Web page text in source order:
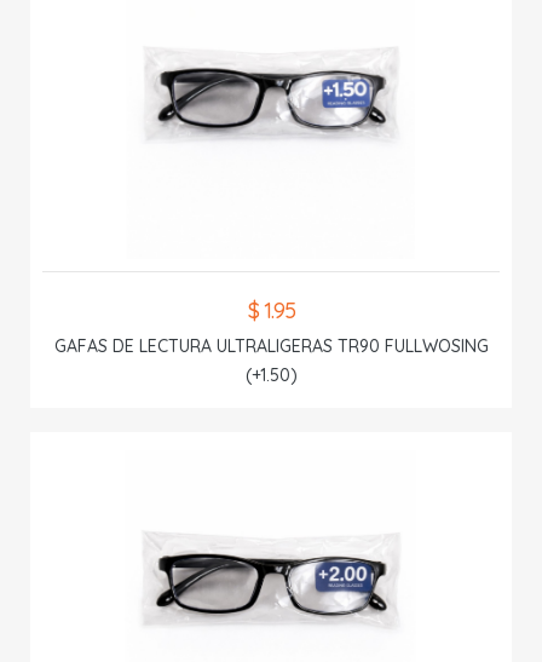
$ 1.95
GAFAS DE LECTURA ULTRALIGERAS TR90 FULLWOSING
(+1.50)